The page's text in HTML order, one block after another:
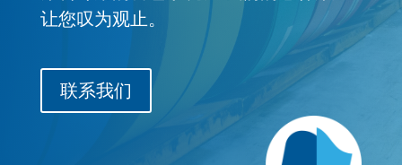
让您叹为观止。
联系我们